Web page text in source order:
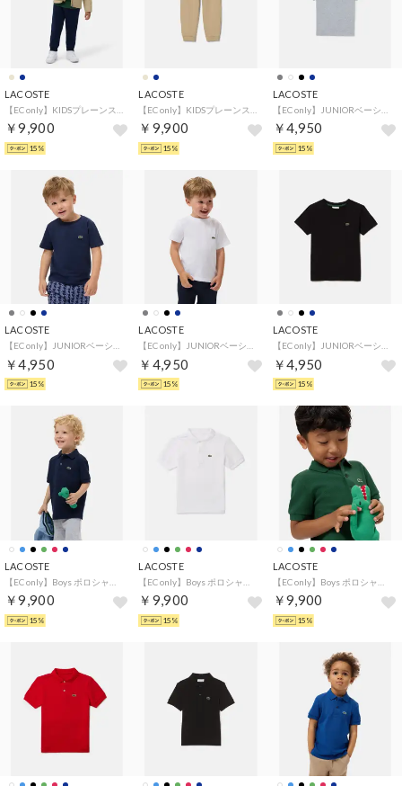
LACOSTE
￥9,900
15%
LACOSTE
￥9,900
15%
LACOSTE
￥4,950
15%
LACOSTE
￥4,950
15%
LACOSTE
￥4,950
15%
LACOSTE
￥4,950
15%
LACOSTE
￥9,900
15%
LACOSTE
￥9,900
15%
LACOSTE
￥9,900
15%